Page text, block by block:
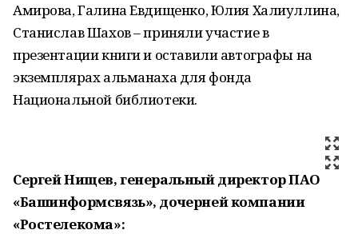
Амирова, Галина Евдищенко, Юлия Халиуллина,
Станислав Шахов – приняли участие в
презентации книги и оставили автографы на
экземплярах альманаха для фонда
Национальной библиотеки.
Сергей Нищев, генеральный директор ПАО
«Башинформсвязь», дочерней компании
«Ростелекома»: